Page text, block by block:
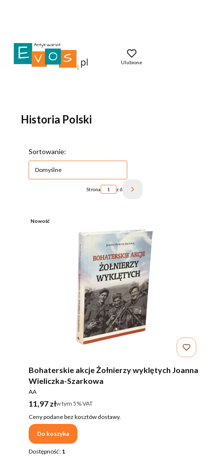
Ulubione
Historia Polski
Lista produktów
Sortowanie:
Domyślne
Strona z 6 Następne produkty
Nowość
Bohaterskie akcje Żołnierzy wyklętych Joanna
Wieliczka-Szarkowa
PRODUCENT
AA
Cena brutto
11,97 złw tym %s VAT
w tym 5%VAT
Ceny podane bez kosztów dostawy.
Do koszyka
Dostępność: 1